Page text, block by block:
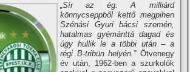
„Sí­r az ég. A milliárd
könnycseppből kettő megpihen
Szénási Gyuri bácsi szemén,
hatalmas gyémánttá dagad és
úgy hullik le a többi után – a
régi B-tribün helyén.”Ötvenegy
év után, 1962-ben a szurkolók